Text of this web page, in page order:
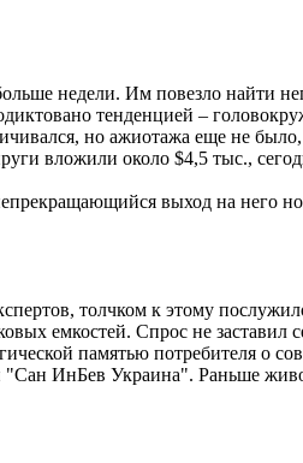
недели. Им повезло найти
тенденцией –
но ажиотажа еще не
вложили около $4,5 тыс.,
выход на него
толчком к этому
емкостей. Спрос не заставил
памятью потребителя о
ИнБев Украина". Раньше